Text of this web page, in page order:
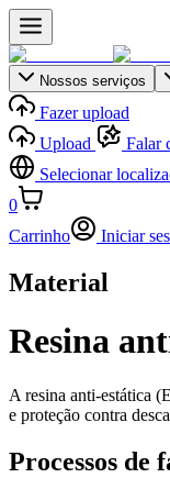
Nossos serviços
Fazer upload
Upload
Falar
Selecionar
0
Carrinho
Iniciar
Material
Resina
A resina anti-estática
e proteção contra
Processos de